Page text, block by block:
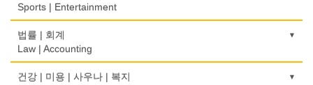
제과점
Bakery
식품도매
Food Distributors
약국
의사-내과
Internal Medicine
모피점
백화점/선물센터
Boarding House
학교/학원
부동산 관리
Property Management
채무조정
Bankruptcy
Cemetery/Monument
빨래방/세탁
Coin Laundry/Dry cleaning
Architect
Architecture
Home Inspection
Transportation/Moving
택배
Courier Service
Sports | Entertainment
골프장비
Golf Equipment
골프장
법률 | 회계
Law | Accounting
교통위반티켓
건강 | 미용 | 사우나 | 복지